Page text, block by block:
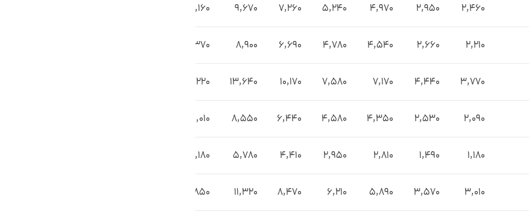
2,460
2,950
4,970
5,240
7,260
9,670
12,160
2,210
2,660
4,540
4,780
6,690
8,900
11,370
3,770
4,440
7,170
7,580
10,170
13,640
16,220
2,090
2,530
4,350
4,580
6,440
8,550
11,010
1,180
1,490
2,810
2,950
4,410
5,780
8,180
3,010
3,570
5,890
6,210
8,470
11,320
13,850